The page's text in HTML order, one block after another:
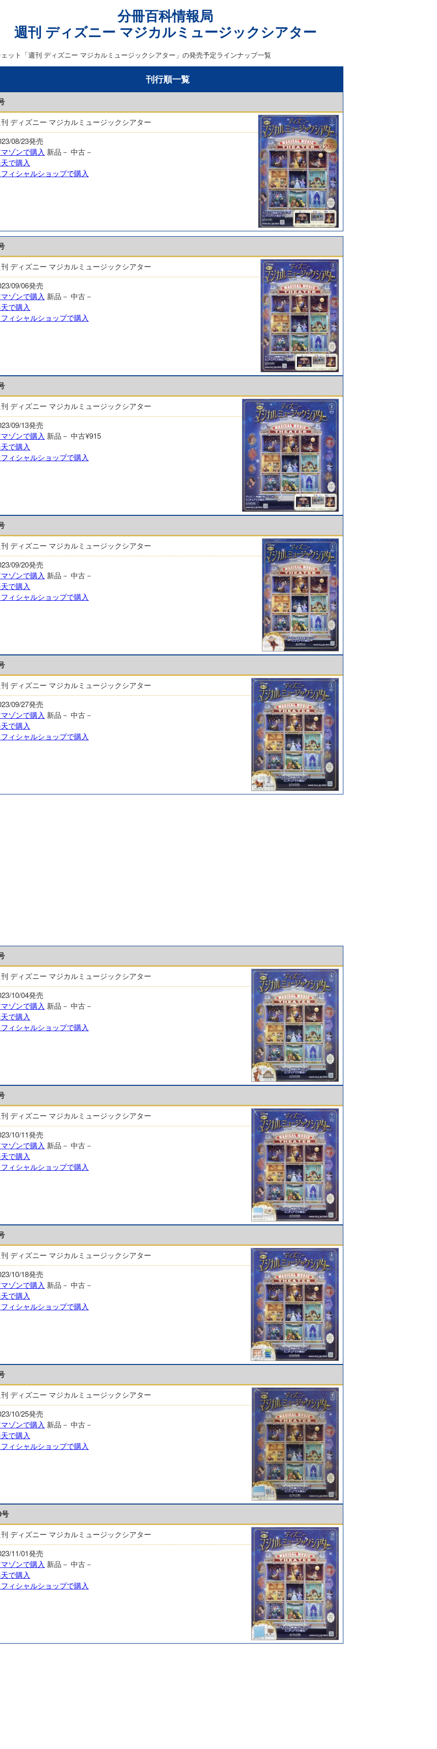
分冊百科情報局
週刊 ディズニー マジカルミュージックシアター
ット「週刊 ディズニー マジカルミュージックシアター」の発売予定ラインナップ一覧
刊行順一覧
ディズニー マジカルミュージックシアター
08/23発売
ゾンで購入 新品－ 中古－
で購入
ィシャルショップで購入
ディズニー マジカルミュージックシアター
09/06発売
ゾンで購入 新品－ 中古－
で購入
ィシャルショップで購入
ディズニー マジカルミュージックシアター
09/13発売
ゾンで購入 新品－ 中古¥915
で購入
ィシャルショップで購入
ディズニー マジカルミュージックシアター
09/20発売
ゾンで購入 新品－ 中古－
で購入
ィシャルショップで購入
ディズニー マジカルミュージックシアター
09/27発売
ゾンで購入 新品－ 中古－
で購入
ィシャルショップで購入
ディズニー マジカルミュージックシアター
10/04発売
ゾンで購入 新品－ 中古－
で購入
ィシャルショップで購入
ディズニー マジカルミュージックシアター
10/11発売
ゾンで購入 新品－ 中古－
で購入
ィシャルショップで購入
ディズニー マジカルミュージックシアター
10/18発売
ゾンで購入 新品－ 中古－
で購入
ィシャルショップで購入
ディズニー マジカルミュージックシアター
10/25発売
ゾンで購入 新品－ 中古－
で購入
ィシャルショップで購入
ディズニー マジカルミュージックシアター
11/01発売
ゾンで購入 新品－ 中古－
で購入
ィシャルショップで購入